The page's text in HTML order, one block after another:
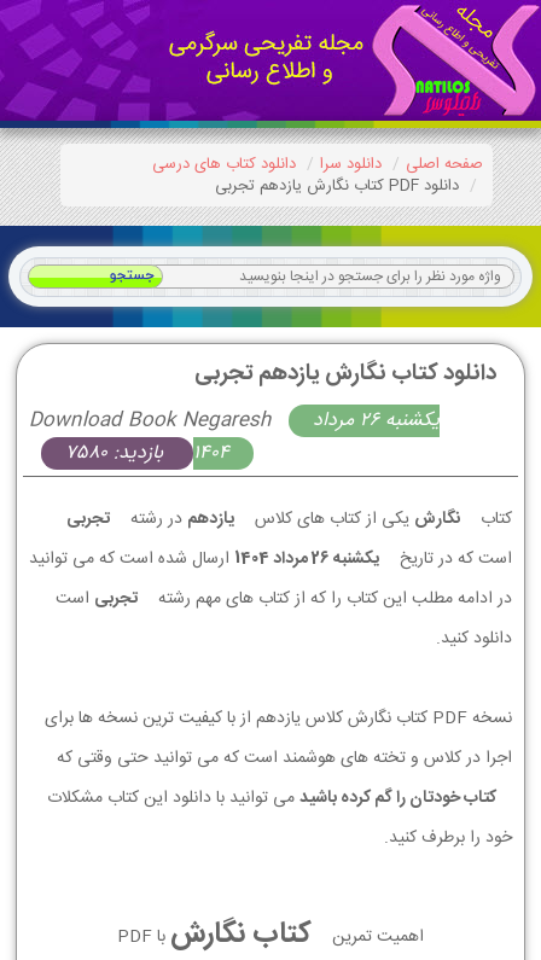
صفحه اصلی دانلود سرا
دانلود کتاب های درسی
دانلود PDF کتاب نگارش یازدهم تجربی
دانلود کتاب نگارش یازدهم تجربی
Download Book Negaresh
يكشنبه 26 مرداد
1404
بازدید: 7580
کتاب نگارش یکی از کتاب های کلاس یازدهم در رشته
تجربی
است که در تاریخ
يكشنبه 26 مرداد 1404
ارسال شده است که می توانید
در ادامه مطلب این کتاب را که از کتاب های مهم رشته
تجربی است
دانلود کنید.
نسخه PDF کتاب نگارش کلاس یازدهم از با کیفیت ترین نسخه ها برای
اجرا در کلاس و تخته های هوشمند است که می توانید حتی وقتی که
کتاب خودتان را گم کرده باشیدمی توانید با دانلود این کتاب مشکلات
خود را برطرف کنید.
اهمیت تمرین کتاب نگارش با PDF